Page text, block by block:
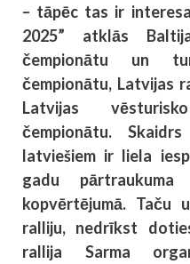
– tāpēc tas ir
2025” atklās
čempionātu un
čempionātu, Latvijas
Latvijas
čempionātu.
latviešiem ir liela
gadu
kopvērtējumā. Taču
ralliju, nedrīkst
rallija Sarma